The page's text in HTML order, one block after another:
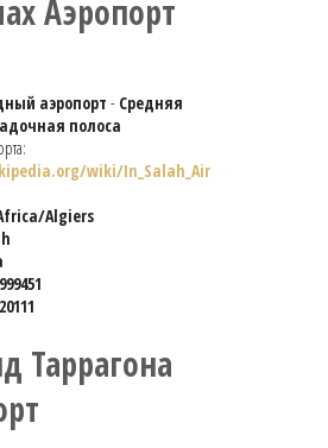
Аэропорт
аэропорт - Средняя
полоса
wiki/In_Salah_Air
Algiers
Таррагона